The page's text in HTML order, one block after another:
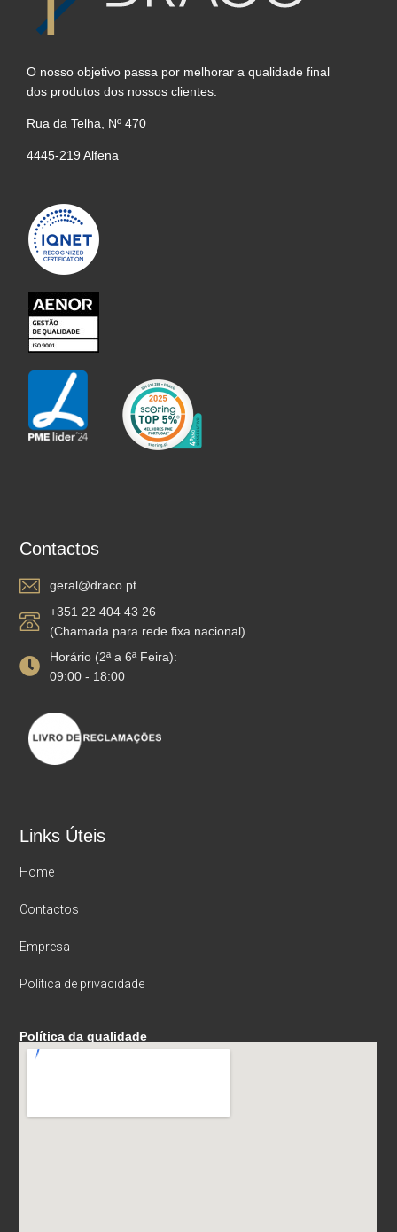
O nosso objetivo passa por melhorar a qualidade final
dos produtos dos nossos clientes.
Rua da Telha, Nº 470
4445-219 Alfena
Contactos
geral@draco.pt
+351 22 404 43 26
(Chamada para rede fixa nacional)
Horário (2ª a 6ª Feira):
09:00 - 18:00
Links Úteis
Home
Contactos
Empresa
Política de privacidade
Política da qualidade